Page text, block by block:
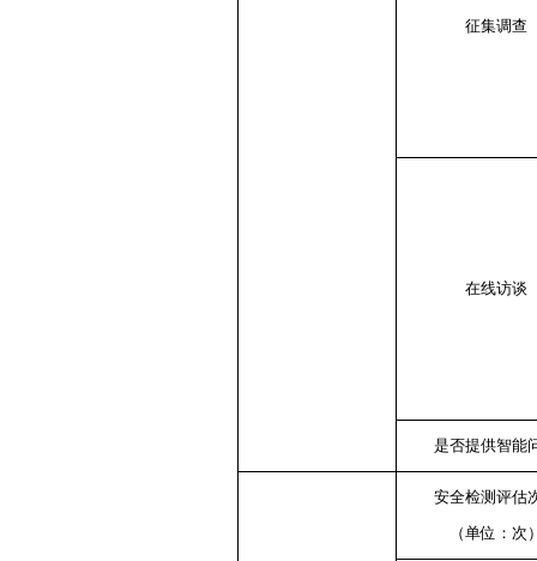
征集调查
在线访谈
是否提供智能
安全检测评估
（单位：次